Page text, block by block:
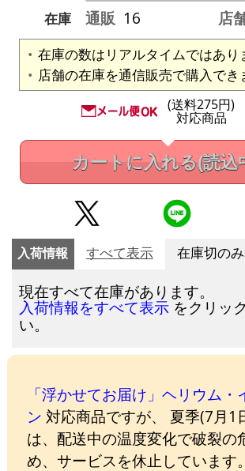
在庫
通販 16 店
在庫の数はリアルタイムではあり
店舗の在庫を通信販売で購入でき
(送料275円)
対応商品
カートに入れる(読込
入荷情報 すべて表示 在庫切の
現在すべて在庫があります。
入荷情報をすべて表示 をクリッ
い。
「浮かせてお届け」ヘリウム・
ン 対応商品ですが、 夏季(7月1
は、配送中の温度変化で破裂の
め、サービスを休止しています。